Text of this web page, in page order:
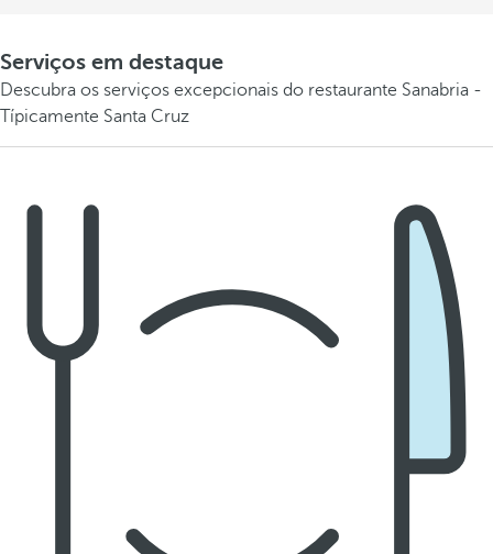
Serviços em destaque
Descubra os serviços excepcionais do restaurante Sanabria -
Típicamente Santa Cruz